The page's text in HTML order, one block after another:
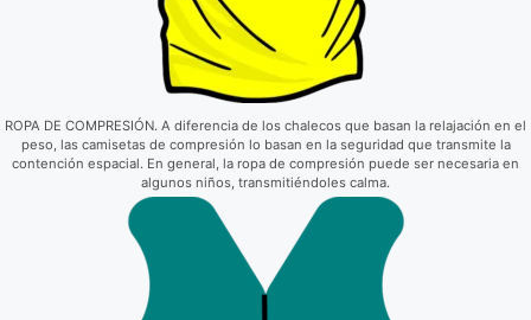
ROPA DE COMPRESIÓN. A diferencia de los chalecos que basan la relajación en el
peso, las camisetas de compresión lo basan en la seguridad que transmite la
contención espacial. En general, la ropa de compresión puede ser necesaria en
algunos niños, transmitiéndoles calma.